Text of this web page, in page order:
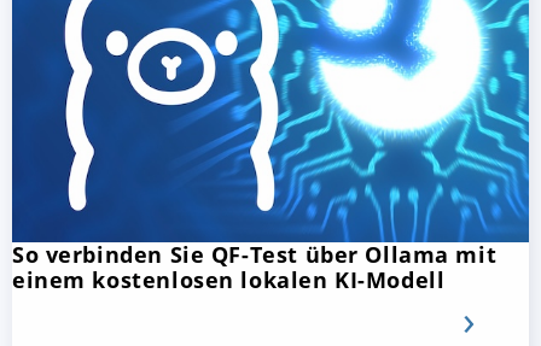
So verbinden Sie QF-Test über Ollama mit
einem kostenlosen lokalen KI-Modell